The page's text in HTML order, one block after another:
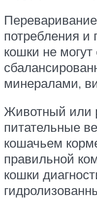
потребления и
кошки не
минералами,
Животный или
питательные
кошачьем
правильной
кошки